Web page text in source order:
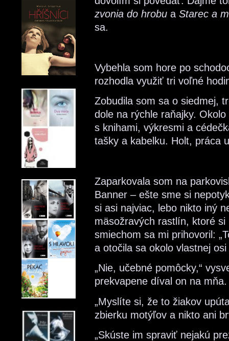
zvonia do hrobu a Starec a
sa.
Vybehla som hore po
rozhodla využiť tri voľné
Zobudila som sa o siedmej,
dole na rýchle raňajky.
s knihami, výkresmi a
tašky a kabelku. Holt, práca
Zaparkovala som na
Banner – ešte sme si
si asi najviac, lebo nikto iný
mäsožravých rastlín, ktoré
smiechom sa mi prihovoril:
a otočila sa okolo vlastnej
„Nie, učebné pomôcky,“
prekvapene díval on na mňa.
„Myslíte si, že to žiakov
zbierku motýľov a nikto ani
„Skúste im spraviť nejakú